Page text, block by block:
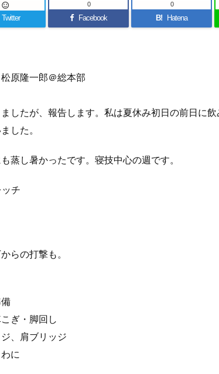
Twitter

Facebook
0
B! Hatena
0
原隆一郎＠総本部
したが、報告します。私は夏休み初日の前日に
した。
蒸し暑かったです。寝技中心の週です。
チ
らの打撃も。
備
こぎ・脚回し
ジ、肩ブリッジ
に